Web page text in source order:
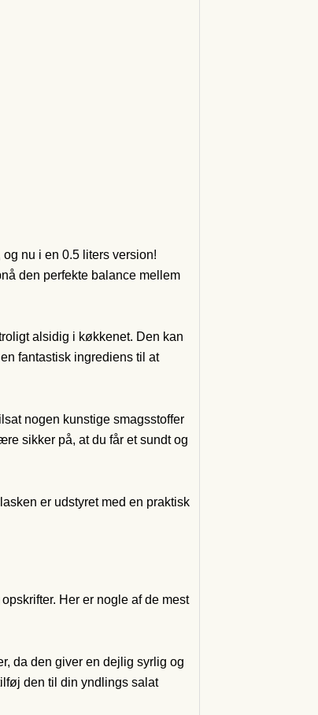
nu i en 0.5 liters version!
den perfekte balance mellem
alsidig i køkkenet. Den kan
fantastisk ingrediens til at
nogen kunstige smagsstoffer
sikker på, at du får et sundt og
er udstyret med en praktisk
Her er nogle af de mest
da den giver en dejlig syrlig og
den til din yndlings salat